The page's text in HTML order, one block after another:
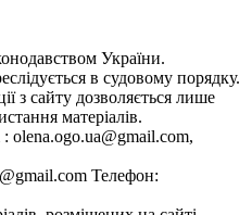
України.
в судовому порядку.
з сайту дозволяється лише
матеріалів.
olena.ogo.ua@gmail.com,
Телефон: